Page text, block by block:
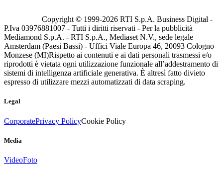
Copyright © 1999-2026 RTI S.p.A. Business Digital -
P.Iva 03976881007 - Tutti i diritti riservati - Per la pubblicità
Mediamond S.p.A. - RTI S.p.A., Mediaset N.V., sede legale
Amsterdam (Paesi Bassi) - Uffici Viale Europa 46, 20093 Cologno
Monzese (MI)Rispetto ai contenuti e ai dati personali trasmessi e/o
riprodotti è vietata ogni utilizzazione funzionale all’addestramento di
sistemi di intelligenza artificiale generativa. È altresì fatto divieto
espresso di utilizzare mezzi automatizzati di data scraping.
Legal
CorporatePrivacy PolicyCookie Policy
Media
VideoFoto